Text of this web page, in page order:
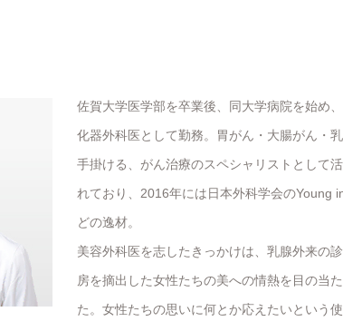
佐賀大学医学部を卒業後、同大学病院を始め
化器外科医として勤務。胃がん・大腸がん・
手掛ける、がん治療のスペシャリストとして
れており、2016年には日本外科学会のYoung
どの逸材。
美容外科医を志したきっかけは、乳腺外来の
房を摘出した女性たちの美への情熱を目の当
た。女性たちの思いに何とか応えたいという